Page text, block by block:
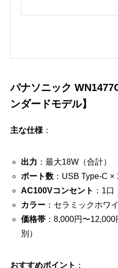
パナソニック
ンダードモデル】
主な仕様 ：
出力 ：最大18W（合計）
ポート数：USB Type-C ×
AC100Vコンセント ：1口
カラー：セラミックホワ
価格帯：8,000円〜
別）
おすすめポイント ：